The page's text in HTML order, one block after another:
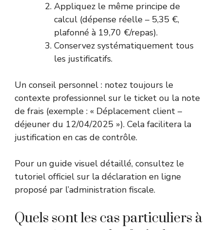
Appliquez le même principe de
calcul (dépense réelle – 5,35 €,
plafonné à 19,70 €/repas).
Conservez systématiquement tous
les justificatifs.
Un conseil personnel : notez toujours le
contexte professionnel sur le ticket ou la note
de frais (exemple : « Déplacement client –
déjeuner du 12/04/2025 »). Cela facilitera la
justification en cas de contrôle.
Pour un guide visuel détaillé, consultez le
tutoriel officiel sur la déclaration en ligne
proposé par l’administration fiscale.
Quels sont les cas particuliers à